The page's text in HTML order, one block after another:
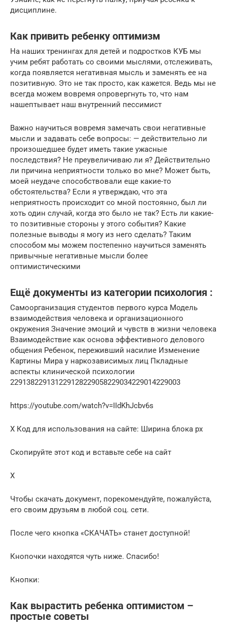
дисциплине.
Как привить ребенку оптимизм
На наших тренингах для детей и подростков КУБ мы
учим ребят работать со своими мыслями, отслеживать,
когда появляется негативная мысль и заменять ее на
позитивную. Это не так просто, как кажется. Ведь мы не
всегда можем вовремя опровергнуть то, что нам
нашептывает наш внутренний пессимист
Важно научиться вовремя замечать свои негативные
мысли и задавать себе вопросы: — действительно ли
произошедшее будет иметь такие ужасные
последствия? Не преувеличиваю ли я? Действительно
ли причина неприятности только во мне? Может быть,
моей неудаче способствовали еще какие-то
обстоятельства? Если я утверждаю, что эта
неприятность происходит со мной постоянно, был ли
хоть один случай, когда это было не так? Есть ли какие-
то позитивные стороны у этого события? Какие
полезные выводы я могу из него сделать? Таким
способом мы можем постепенно научиться заменять
привычные негативные мысли более
оптимистическими
Ещё документы из категории психология :
Самоорганизация студентов первого курса Модель
взаимодействия человека и организационного
окружения Значение эмоций и чувств в жизни человека
Взаимодействие как основа эффективного делового
общения Ребенок, переживший насилие Изменение
Картины Мира у наркозависимых лиц Пкладные
аспекты клинической психологии
229138229131229128229058229034229014229003
https://youtube.com/watch?v=IIdKhJcbv6s
X Код для использования на сайте: Ширина блока px
Скопируйте этот код и вставьте себе на сайт
X
Чтобы скачать документ, порекомендуйте, пожалуйста,
его своим друзьям в любой соц. сети.
После чего кнопка «СКАЧАТЬ» станет доступной!
Кнопочки находятся чуть ниже. Спасибо!
Кнопки:
Как вырастить ребенка оптимистом –
простые советы